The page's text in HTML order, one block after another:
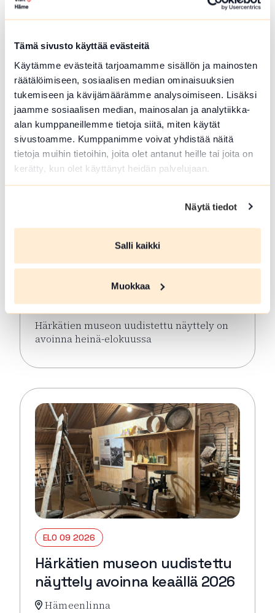
Tämä sivusto käyttää evästeitä
Käytämme evästeitä tarjoamamme sisällön ja mainosten
räätälöimiseen, sosiaalisen median ominaisuuksien
tukemiseen ja kävijämäärämme analysoimiseen. Lisäksi
jaamme sosiaalisen median, mainosalan ja analytiikka-
alan kumppaneillemme tietoja siitä, miten käytät
sivustoamme. Kumppanimme voivat yhdistää näitä
tietoja muihin tietoihin, joita olet antanut heille tai joita on
kerätty, kun olet käyttänyt heidän palvelujaan.
Näytä tiedot
Salli kaikki
Muokkaa
Härkätien museon uudistettu näyttely on
Lue lisää tapahtumasta Härkätien museon
Härkätien museon uudistettu
näyttely avoinna keaällä 2026
Hämeenlinna
Härkätien museon uudistettu näyttely on
avoinna heinä-elokuussa
Lue lisää tapahtumasta Härkätien museon
ELO 09 2026
Härkätien museon uudistettu
näyttely avoinna keaällä 2026
Hämeenlinna